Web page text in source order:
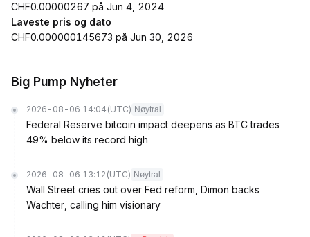
CHF0.00000267 på Jun 4, 2024
Laveste pris og dato
CHF0.000000145673 på Jun 30, 2026
Big Pump Nyheter
2026-08-06 14:04 (UTC) Nøytral
Federal Reserve bitcoin impact deepens as BTC trades
49% below its record high
2026-08-06 13:12 (UTC) Nøytral
Wall Street cries out over Fed reform, Dimon backs
Wachter, calling him visionary